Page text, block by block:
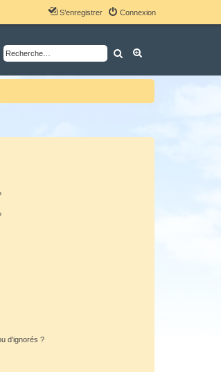
Connexion
S’enregistrer
Rechercher
d’ignorés ?